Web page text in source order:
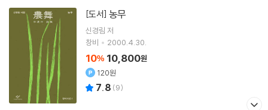
[도서] 농무
신경림 저
창비
2000.4.30.
10% 10,800원
120원
7.8 (9)